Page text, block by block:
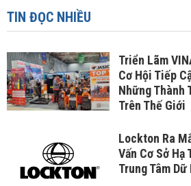
TIN ĐỌC NHIỀU
Triển Lãm
Cơ Hội Tiếp
Những Thành
Trên Thế Giới
Lockton Ra
Vấn Cơ Sở Hạ
Trung Tâm Dữ